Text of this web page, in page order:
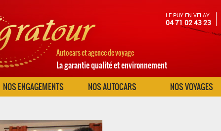
LE PUY EN VELAY
04 71 02 43 23
Autocars et agence de voyage
La garantie qualité et environnement
NOS ENGAGEMENTS NOS AUTOCARS NOS VOYAGES